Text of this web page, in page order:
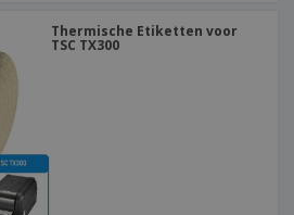
Thermische Etiketten voor
TSC TX300